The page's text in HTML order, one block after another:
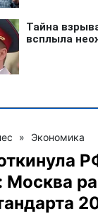
» Экономика
Москва